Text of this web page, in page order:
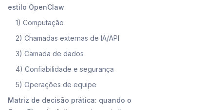
estilo OpenClaw
1) Computação
2) Chamadas externas de IA/API
3) Camada de dados
4) Confiabilidade e segurança
5) Operações de equipe
Matriz de decisão prática: quando o